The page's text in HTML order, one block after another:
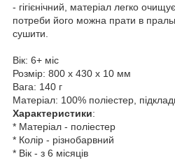
- гігієнічний, матеріал легко
потреби його можна прати в
сушити.
Вік: 6+ міс
Розмір: 800 х 430 х 10 мм
Вага: 140 г
Матеріал: 100% поліестер,
Характеристики:
* Матеріал - поліестер
* Колір - різнобарвний
* Вік - з 6 місяців